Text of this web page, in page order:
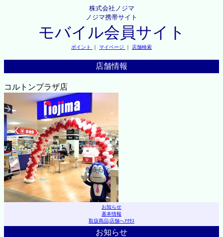
株式会社ノジマ
ノジマ携帯サイト
モバイル会員サイト
ポイント ｜ マイページ ｜ 店舗検索
店舗情報
コルトンプラザ店
お知らせ
基本情報
取扱商品|店舗へｱｸｾｽ
お知らせ